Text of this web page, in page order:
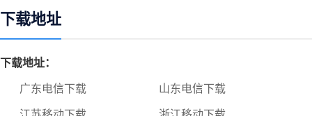
下载地址
下载地址：
广东电信下载 山东电信下载